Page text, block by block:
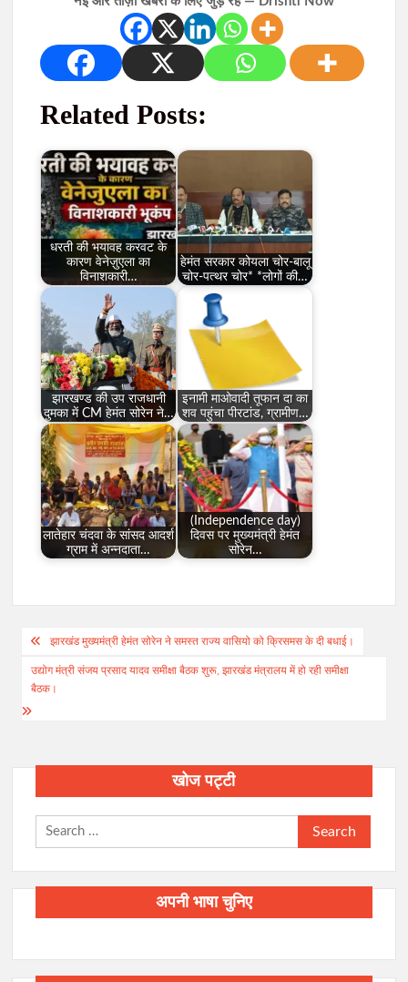
Related Posts:
धरती की भयावह करवट के
कारण वेनेज़ुएला का
विनाशकारी…
हेमंत सरकार कोयला चोर-बालू
चोर-पत्थर चोर* *लोगों की…
झारखण्ड की उप राजधानी
दुमका में CM हेमंत सोरेन ने…
इनामी माओवादी तूफान दा का
शव पहुंचा पीरटांड, ग्रामीण…
लातेहार चंदवा के सांसद आदर्श
ग्राम में अन्नदाता…
(Independence day)
दिवस पर मुख्यमंत्री हेमंत
सोरेन…
Post
navigation
झारखंड मुख्यमंत्री हेमंत सोरेन ने समस्त राज्य वासियो को क्रिसमस के दी बधाई।
उद्योग मंत्री संजय प्रसाद यादव समीक्षा बैठक शुरू, झारखंड मंत्रालय में हो रही समीक्षा
बैठक।
खोज पट्टी
Search
for:
अपनी भाषा चुनिए